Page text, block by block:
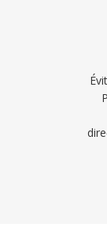
ulterieures
le matériel
sous licence BSD
et de nombreux
chargé dès
feuilles de reperage
les besoins